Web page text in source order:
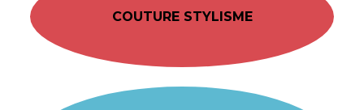
COUTURE STYLISME